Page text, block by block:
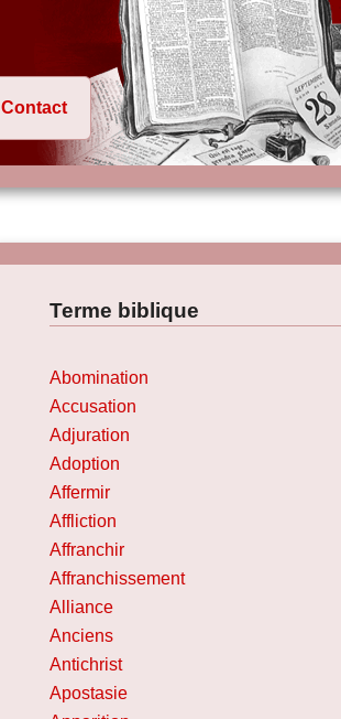
Contact
Terme biblique
Abomination
Accusation
Adjuration
Adoption
Affermir
Affliction
Affranchir
Affranchissement
Alliance
Anciens
Antichrist
Apostasie